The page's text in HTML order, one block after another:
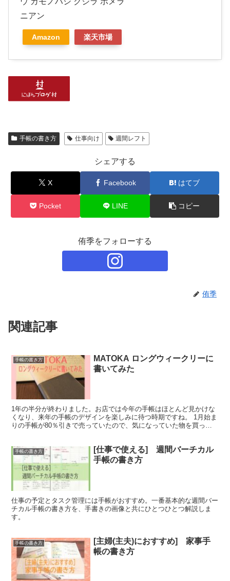
ニアン
Amazon 楽天市場
手帳の書き方 仕事向け 週間レフト
シェアする
X Facebook はてブ
Pocket LINE コピー
侑季をフォローする
侑季
関連記事
手帳の書き方
MATOKA ロングウィークリーに
書いてみた
1年の半分が終わりました。お店では今年の手帳はほとんど見かけな
くなり、来年の手帳のデザインを楽しみに待つ時期ですね。 1月始ま
りの手帳が80％引きで売っていたので、気になっていた物を買って
手帳の書き方
[仕事で使える] 週間バーチカル
手帳の書き方
仕事の予定とタスク管理には手帳がおすすめ。一番基本的な週間バー
チカル手帳の書き方を、手書きの画像と共にひとつひとつ解説しま
す。
手帳の書き方
[主婦(主夫)におすすめ] 家事手
帳の書き方